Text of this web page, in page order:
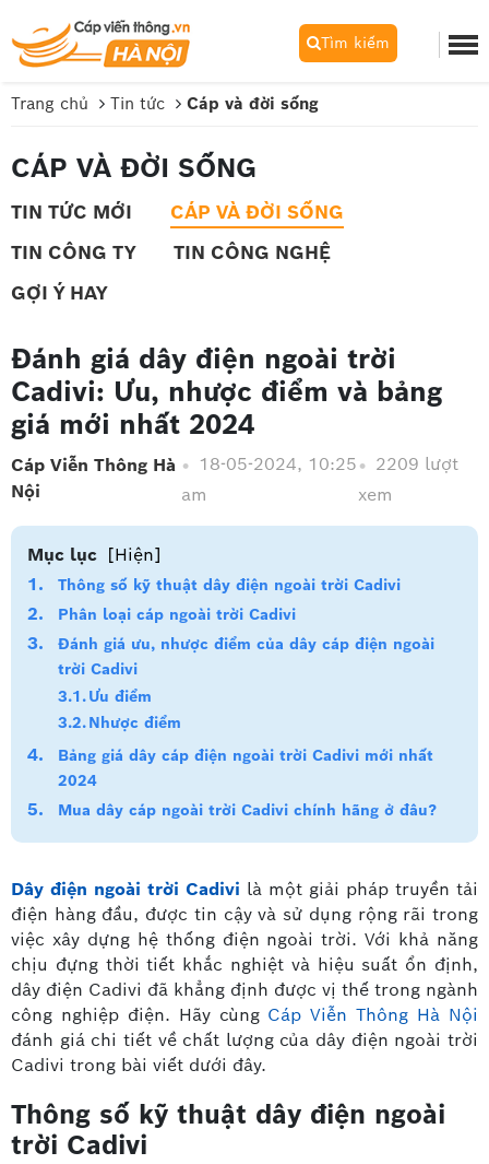
Tìm kiếm
Trang chủ Tin tức Cáp và đời sống
CÁP VÀ ĐỜI SỐNG
TIN TỨC MỚI
CÁP VÀ ĐỜI SỐNG
TIN CÔNG TY
TIN CÔNG NGHỆ
GỢI Ý HAY
Đánh giá dây điện ngoài trời
Cadivi: Ưu, nhược điểm và bảng
giá mới nhất 2024
Cáp Viễn Thông Hà
Nội
18-05-2024, 10:25
am
2209 lượt
xem
Mục lục [Hiện]
Thông số kỹ thuật dây điện ngoài trời Cadivi
Phân loại cáp ngoài trời Cadivi
Đánh giá ưu, nhược điểm của dây cáp điện ngoài
trời Cadivi
Ưu điểm
Nhược điểm
Bảng giá dây cáp điện ngoài trời Cadivi mới nhất
2024
Mua dây cáp ngoài trời Cadivi chính hãng ở đâu?
Dây điện ngoài trời Cadivi là một giải pháp truyền tải
điện hàng đầu, được tin cậy và sử dụng rộng rãi trong
việc xây dựng hệ thống điện ngoài trời. Với khả năng
chịu đựng thời tiết khắc nghiệt và hiệu suất ổn định,
dây điện Cadivi đã khẳng định được vị thế trong ngành
công nghiệp điện. Hãy cùng Cáp Viễn Thông Hà Nội
đánh giá chi tiết về chất lượng của dây điện ngoài trời
Cadivi trong bài viết dưới đây.
Thông số kỹ thuật dây điện ngoài
trời Cadivi